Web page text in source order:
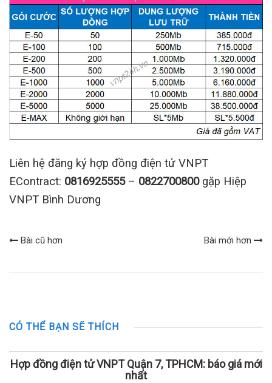
Liên hệ đăng ký hợp đồng điện tử VNPT
EContract: 0816925555– 0822700800gặp Hiệp
VNPT Bình Dương
Bài cũ hơn Bài mới hơn
CÓ THỂ BẠN SẼ THÍCH
Hợp đồng điện tử VNPT Quận 7, TPHCM: báo giá mới
nhất